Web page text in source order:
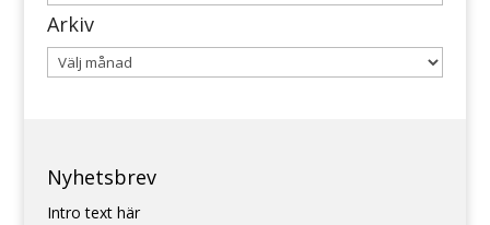
Arkiv
Arkiv
Nyhetsbrev
Intro text här